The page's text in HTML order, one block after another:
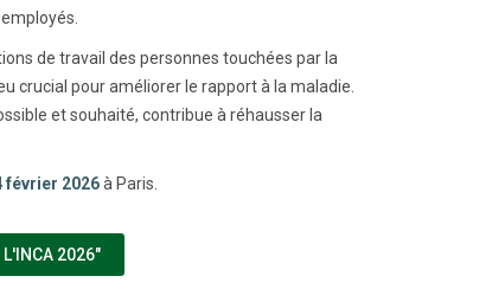
de travail des personnes touchées par la
crucial pour améliorer le rapport à la maladie.
et souhaité, contribue à réhausser la
février 2026à Paris.
L'INCA 2026"(NOUVELLE FENÊTRE)